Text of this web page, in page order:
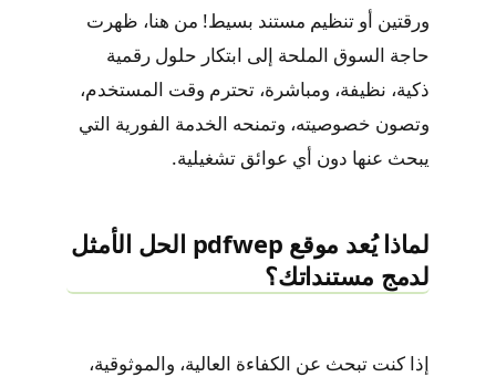
ورقتين أو تنظيم مستند بسيط! من هنا، ظهرت
حاجة السوق الملحة إلى ابتكار حلول رقمية
ذكية، نظيفة، ومباشرة، تحترم وقت المستخدم،
وتصون خصوصيته، وتمنحه الخدمة الفورية التي
يبحث عنها دون أي عوائق تشغيلية.
لماذا يُعد موقع pdfwep الحل الأمثل
لدمج مستنداتك؟
إذا كنت تبحث عن الكفاءة العالية، والموثوقية،